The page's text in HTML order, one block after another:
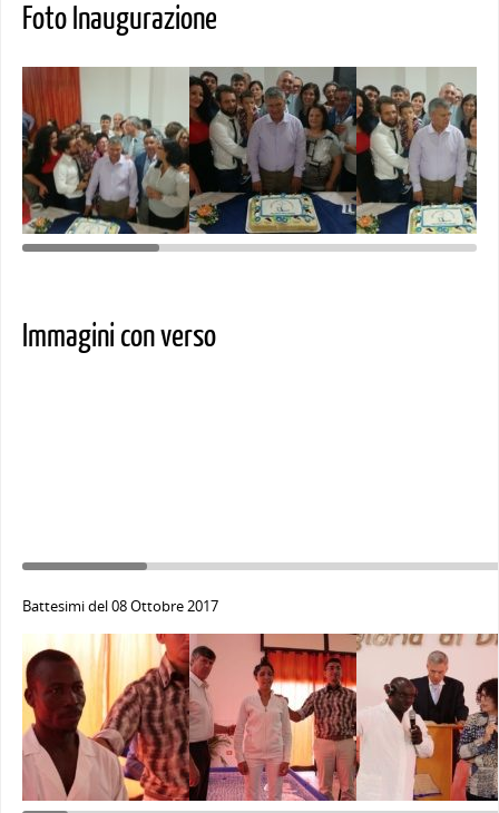
Foto Inaugurazione
Immagini con verso
Battesimi del 08 Ottobre 2017